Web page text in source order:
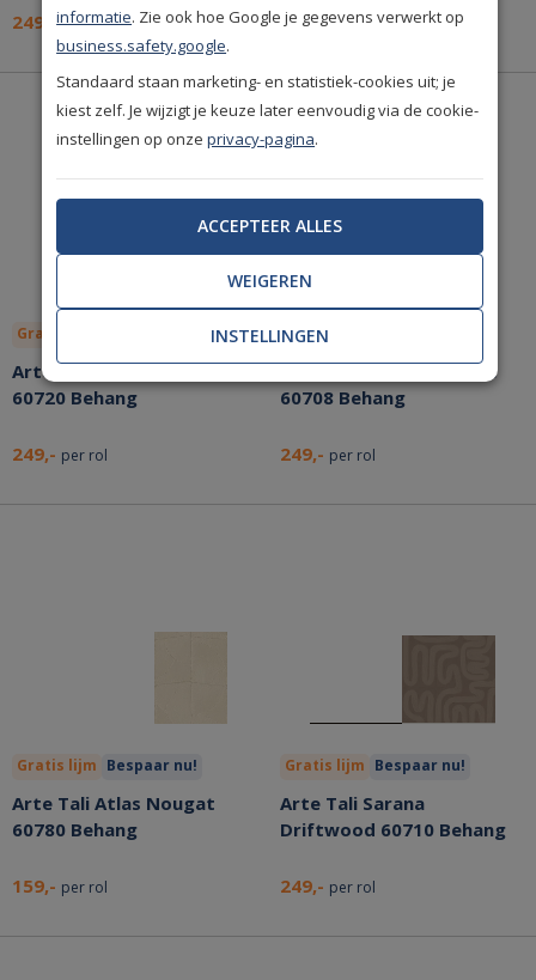
249,-per rol 249,-per rol
Gratis lijm
Arte Tali Tamba Chalk
60720 Behang
249,- per rol
Gratis lijm
Arte Tali Sarana Canyon
60708 Behang
249,- per rol
Gratis lijm Bespaar nu!
Arte Tali Atlas Nougat
60780 Behang
159,- per rol
Gratis lijm Bespaar nu!
Arte Tali Sarana
Driftwood 60710 Behang
249,- per rol
informatie. Zie ook hoe Google je gegevens verwerkt op
business.safety.google.
Standaard staan marketing- en statistiek-cookies uit; je
kiest zelf. Je wijzigt je keuze later eenvoudig via de cookie-
instellingen op onzeprivacy-pagina.
ACCEPTEER ALLES
WEIGEREN
INSTELLINGEN